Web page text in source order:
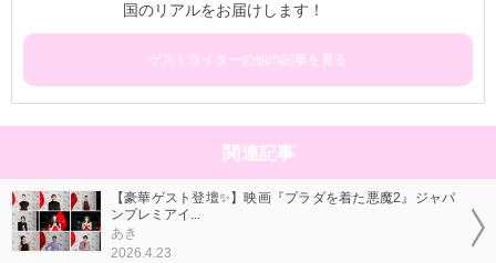
国のリアルをお届けします！
ゲストライターの他の記事を見る
関連記事
【豪華ゲスト登壇✨】映画『プラダを着た悪魔2』ジャパ
ンプレミアイ...
あき
2026.4.23